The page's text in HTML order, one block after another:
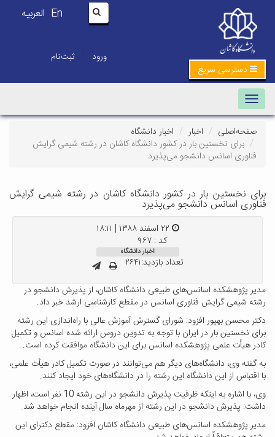
En العربیه
ورود | ثبت‌نام
دسترسی سریع
Toggle navigation
صفحه‌اصلی اخبار
اخبار دانشگاه
برای نخستین بار در کشور دانشگاه کاشان در رشته شیمی گرایش
فناوری اسانس دانشجو می‌پذیرد
برای نخستین بار در کشور دانشگاه کاشان در رشته شیمی گرایش
فناوری اسانس دانشجو می‌پذیرد
کد : ۹۶۷
اخبار دانشگاه
تعداد بازدید:۲۶۴۱
مدیر پژوهشکده اسانس‌های طبیعی دانشگاه کاشان، از پذیرش دانشجو در
رشته شیمی گرایش فناوری اسانس در مقطع کارشناسی ارشد خبر داد.
دکتر محسن بهپور افزود: شورای گسترش آموزش عالی با راه‌اندازی این رشته
برای نخستین بار در ایران با توجه به تدوین دروس ارائه شده اسانس و تکمیل
کادر هیأت علمی پژوهشکده اسانس برای این دانشگاه موافقت کرده است.
به گفته وی، دانشگاه‌های دیگر هم می‌توانند در صورت تکمیل کادر هیأت علمی،
با اقتباس از این دانشگاه این رشته را در دانشگاه‌های خود ایجاد کنند.
وی، با اشاره به اینکه ظرفیت پذیرش دانشجو در این رشته 10 نفر است، اظهار
داشت: پذیرش دانشجو در این رشته از مهرماه سال آینده انجام خواهد شد.
مدیر پژوهشکده اسانس‌های طبیعی دانشگاه کاشان افزود: مقطع دکترای این